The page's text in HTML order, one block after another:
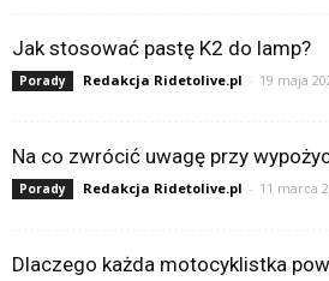
Jak stosować pastę K2 do lamp?
Porady Redakcja Ridetolive.pl - 19 maja
Na co zwrócić uwagę przy
Porady Redakcja Ridetolive.pl - 11 marca
Dlaczego każda motocyklistka